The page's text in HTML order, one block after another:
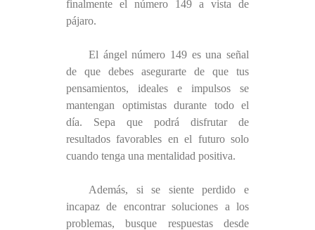
finalmente el número 149 a vista de
pájaro.
El ángel número 149 es una señal
de que debes asegurarte de que tus
pensamientos, ideales e impulsos se
mantengan optimistas durante todo el
día. Sepa que podrá disfrutar de
resultados favorables en el futuro solo
cuando tenga una mentalidad positiva.
Además, si se siente perdido e
incapaz de encontrar soluciones a los
problemas, busque respuestas desde